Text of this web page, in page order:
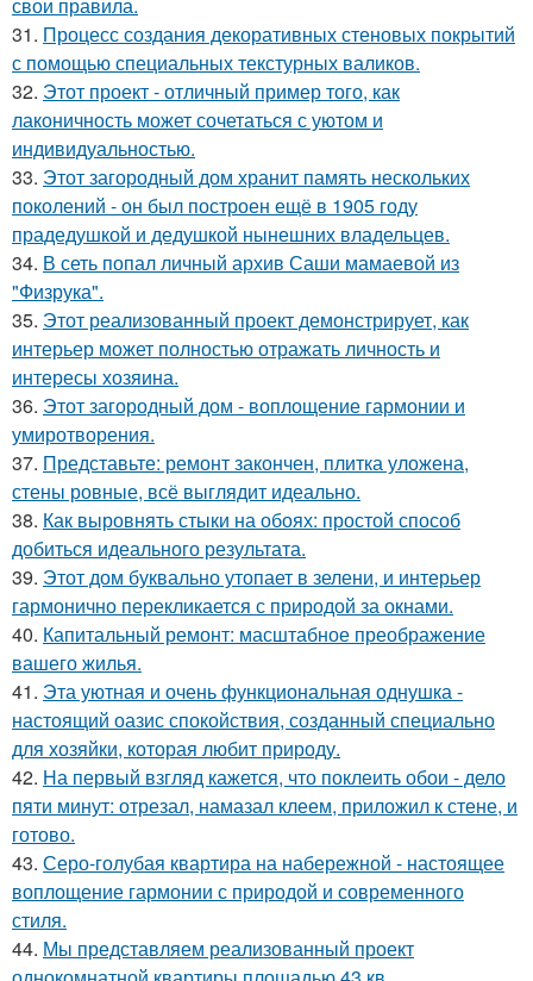
31. Процесс создания декоративных стеновых покрытий
с помощью специальных текстурных валиков.
32. Этот проект - отличный пример того, как
лаконичность может сочетаться с уютом и
индивидуальностью.
33. Этот загородный дом хранит память нескольких
поколений - он был построен ещё в 1905 году
прадедушкой и дедушкой нынешних владельцев.
34. В сеть попал личный архив Саши мамаевой из
"Физрука".
35. Этот реализованный проект демонстрирует, как
интерьер может полностью отражать личность и
интересы хозяина.
36. Этот загородный дом - воплощение гармонии и
умиротворения.
37. Представьте: ремонт закончен, плитка уложена,
стены ровные, всё выглядит идеально.
38. Как выровнять стыки на обоях: простой способ
добиться идеального результата.
39. Этот дом буквально утопает в зелени, и интерьер
гармонично перекликается с природой за окнами.
40. Капитальный ремонт: масштабное преображение
вашего жилья.
41. Эта уютная и очень функциональная однушка -
настоящий оазис спокойствия, созданный специально
для хозяйки, которая любит природу.
42. На первый взгляд кажется, что поклеить обои - дело
пяти минут: отрезал, намазал клеем, приложил к стене, и
готово.
43. Серо-голубая квартира на набережной - настоящее
воплощение гармонии с природой и современного
стиля.
44. Мы представляем реализованный проект